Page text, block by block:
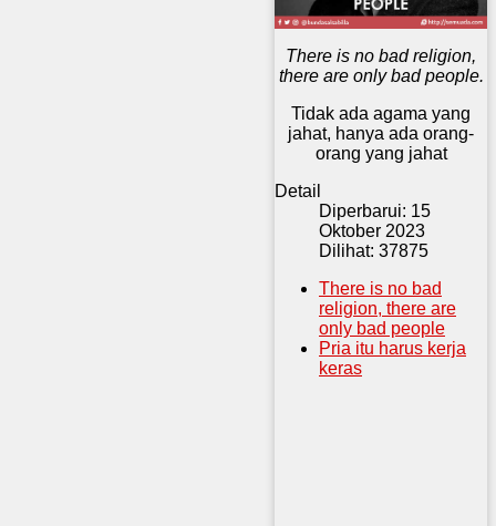
There is no bad religion,
there are only bad people.
Tidak ada agama yang
jahat, hanya ada orang-
orang yang jahat
Detail
Diperbarui: 15
Oktober 2023
Dilihat: 37875
There is no bad
religion, there are
only bad people
Pria itu harus kerja
keras